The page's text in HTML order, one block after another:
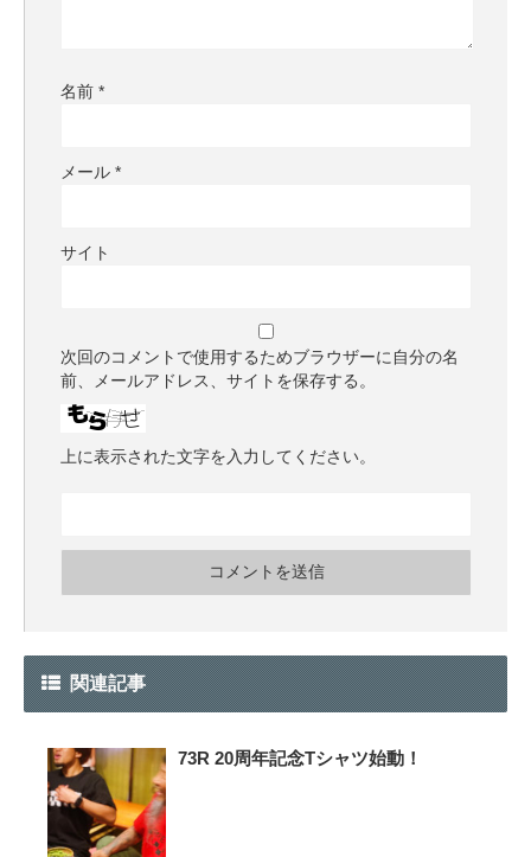
名前 *
メール *
サイト
次回のコメントで使用するためブラウザーに自分の名
前、メールアドレス、サイトを保存する。
上に表示された文字を入力してください。
関連記事
73R 20周年記念Tシャツ始動！